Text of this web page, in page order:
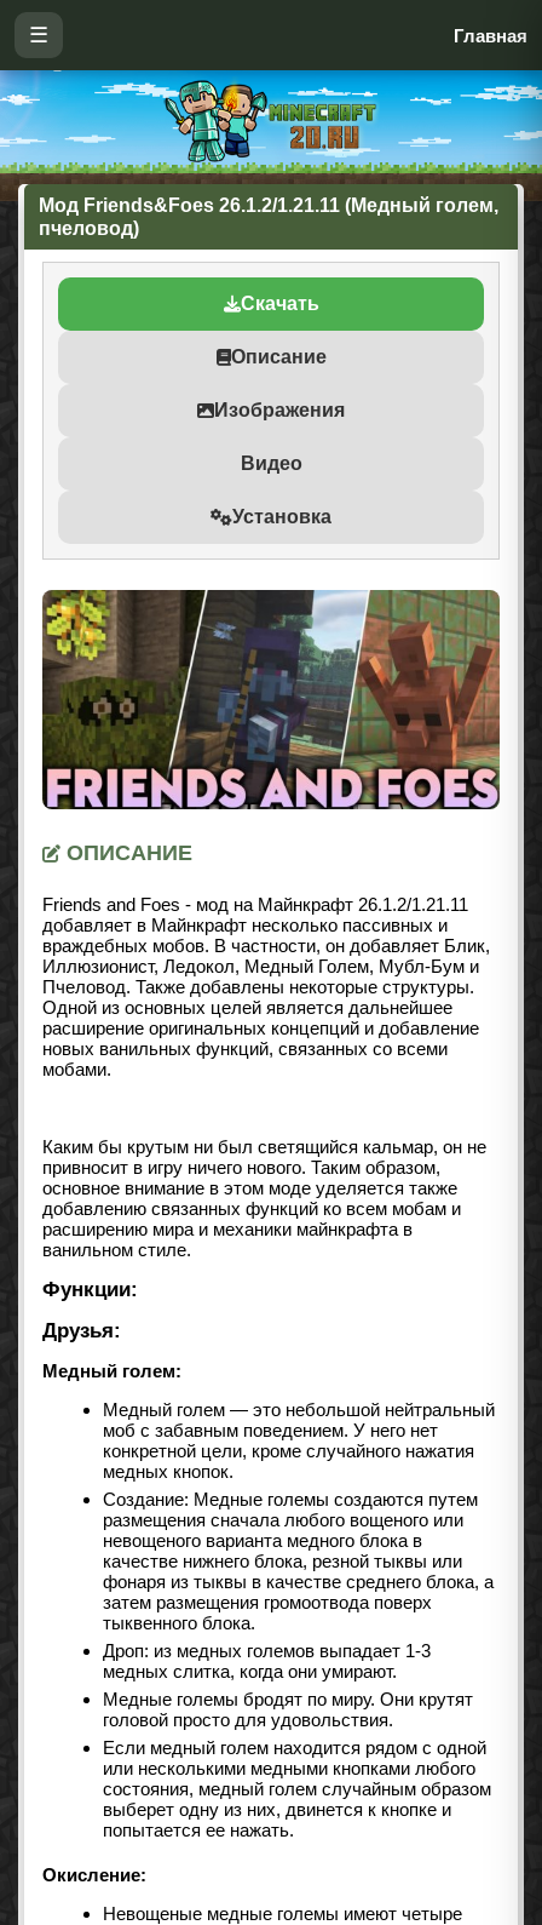
☰ Главная
Мод Friends&Foes 26.1.2/1.21.11 (Медный голем,
пчеловод)
Скачать
Описание
Изображения
Видео
Установка
ОПИСАНИЕ
Friends and Foes - мод на Майнкрафт 26.1.2/1.21.11
добавляет в Майнкрафт несколько пассивных и
враждебных мобов. В частности, он добавляет Блик,
Иллюзионист, Ледокол, Медный Голем, Мубл-Бум и
Пчеловод. Также добавлены некоторые структуры.
Одной из основных целей является дальнейшее
расширение оригинальных концепций и добавление
новых ванильных функций, связанных со всеми
мобами.
Каким бы крутым ни был светящийся кальмар, он не
привносит в игру ничего нового. Таким образом,
основное внимание в этом моде уделяется также
добавлению связанных функций ко всем мобам и
расширению мира и механики майнкрафта в
ванильном стиле.
Функции:
Друзья:
Медный голем:
Медный голем — это небольшой нейтральный
моб с забавным поведением. У него нет
конкретной цели, кроме случайного нажатия
медных кнопок.
Создание: Медные големы создаются путем
размещения сначала любого вощеного или
невощеного варианта медного блока в
качестве нижнего блока, резной тыквы или
фонаря из тыквы в качестве среднего блока, а
затем размещения громоотвода поверх
тыквенного блока.
Дроп: из медных големов выпадает 1-3
медных слитка, когда они умирают.
Медные големы бродят по миру. Они крутят
головой просто для удовольствия.
Если медный голем находится рядом с одной
или несколькими медными кнопками любого
состояния, медный голем случайным образом
выберет одну из них, двинется к кнопке и
попытается ее нажать.
Окисление:
Невощеные медные големы имеют четыре